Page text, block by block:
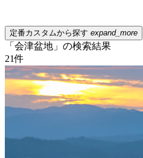
定番カスタムから探す expand_more
「会津盆地」の検索結果
21件